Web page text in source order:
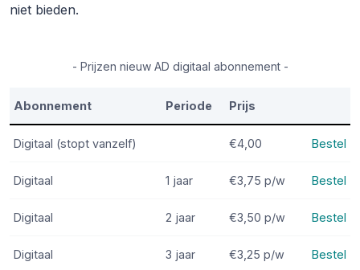
niet bieden.
- Prijzen nieuw AD digitaal abonnement -
Abonnement Periode Prijs
Digitaal (stopt vanzelf) €4,00 Bestel
Digitaal 1 jaar €3,75 p/w Bestel
Digitaal 2 jaar €3,50 p/w Bestel
Digitaal 3 jaar €3,25 p/w Bestel